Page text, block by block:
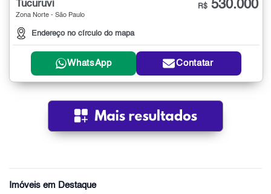
Tucuruvi
Zona Norte - São Paulo
Endereço no círculo do mapa
R$ 530.000
WhatsApp Contatar
Imóveis em Destaque